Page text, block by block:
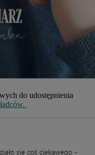
do udostępnienia